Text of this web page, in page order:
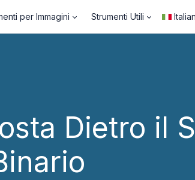
per Immagini Strumenti Utili
Dietro il